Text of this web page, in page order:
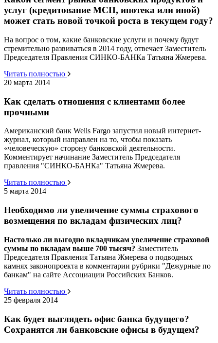
услуг (кредитование МСП, ипотека или иной)
может стать новой точкой роста в текущем году?
На вопрос о том, какие банковские услуги и почему будут
стремительно развиваться в 2014 году, отвечает Заместитель
Председателя Правления СИНКО-БАНКа Татьяна Жмерева.
Читать полностью
20 марта 2014
Как сделать отношения с клиентами более
прочными
Американский банк Wells Fargo запустил новый интернет-
журнал, который направлен на то, чтобы показать
«человеческую» сторону банковской деятельности.
Комментирует начинание Заместитель Председателя
правления "СИНКО-БАНКа" Татьяна Жмерева.
Читать полностью
5 марта 2014
Необходимо ли увеличение суммы страхового
возмещения по вкладам физических лиц?
Настолько ли выгодно вкладчикам увеличение страховой
суммы по вкладам выше 700 тысяч? Заместитель
Председателя Правления Татьяна Жмерева о подводных
камнях законопроекта в комментарии рубрики "Дежурные по
банкам" на сайте Ассоциации Российских Банков.
Читать полностью
25 февраля 2014
Как будет выглядеть офис банка будущего?
Сохранятся ли банковские офисы в будущем?